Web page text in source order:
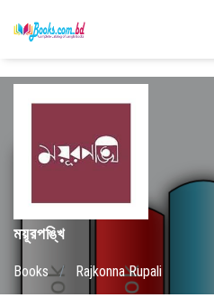
ময়ূরপঙ্খি
Books / Rajkonna Rupali